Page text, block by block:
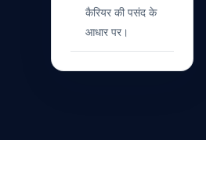
कैरियर की पसंद के
आधार पर।